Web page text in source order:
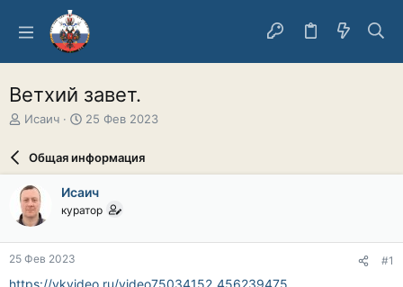
Ветхий завет.
А
р
т
е
м
ы
Исаич
Д
т
а
а
ч
л
25 Фев 2023
Общая информация
Исаич
куратор
25 Фев 2023 #1
https://vkvideo.ru/video75034152_456239475